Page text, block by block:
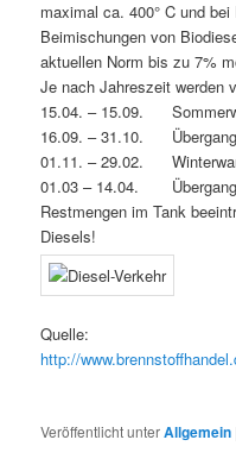
maximal ca. 400° C und
Beimischungen von
aktuellen Norm bis zu 7%
Je nach Jahreszeit werden
15.04. – 15.09.
16.09. – 31.10.
01.11. – 29.02.
01.03 – 14.04.
Restmengen im Tank
Diesels!
Quelle:
http://
Veröffentlicht unterAllgemein